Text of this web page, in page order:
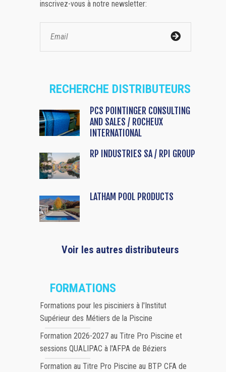
inscrivez-vous à notre newsletter:
RECHERCHE DISTRIBUTEURS
PCS POINTINGER CONSULTING
AND SALES / ROCHEUX
INTERNATIONAL
RP INDUSTRIES SA / RPI GROUP
LATHAM POOL PRODUCTS
Voir les autres distributeurs
FORMATIONS
Formations pour les pisciniers à l'Institut
Supérieur des Métiers de la Piscine
Formation 2026-2027 au Titre Pro Piscine et
sessions QUALIPAC à l'AFPA de Béziers
Formation au Titre Pro Piscine au BTP CFA de